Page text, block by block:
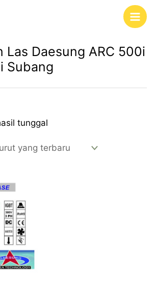
Main
Las Daesung ARC 500i
Subang
tunggal